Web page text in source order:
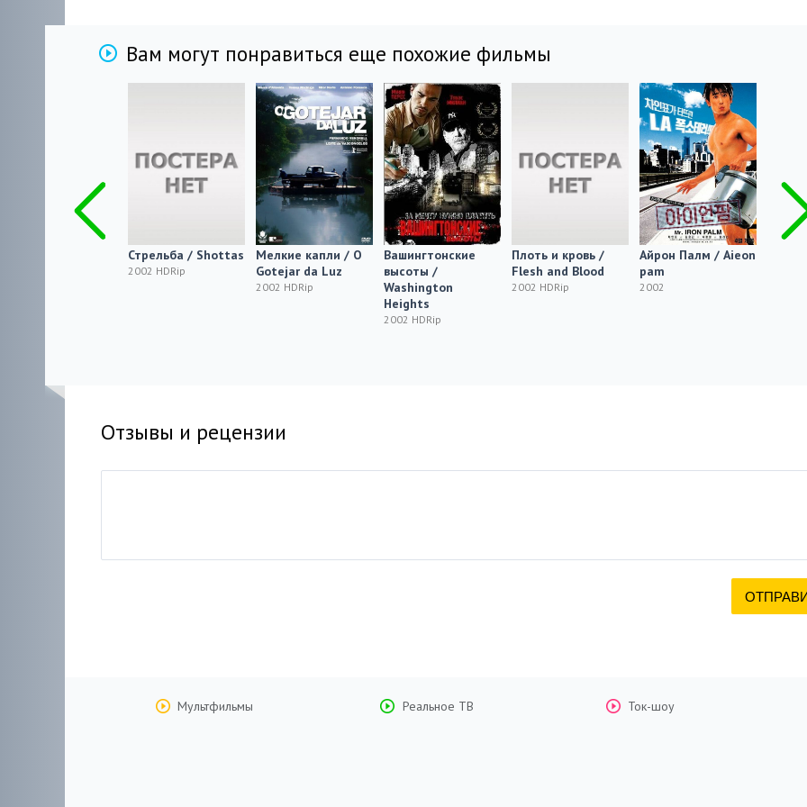
Вам могут понравиться еще похожие фильмы
Стрельба / Shottas
2002 HDRip
Мелкие капли / O
Gotejar da Luz
2002 HDRip
Вашингтонские
высоты /
Washington
Heights
2002 HDRip
Плоть и кровь /
Flesh and Blood
2002 HDRip
Айрон Палм / Aieon
pam
2002
Отзывы и рецензии
Мультфильмы Реальное ТВ Ток-шоу